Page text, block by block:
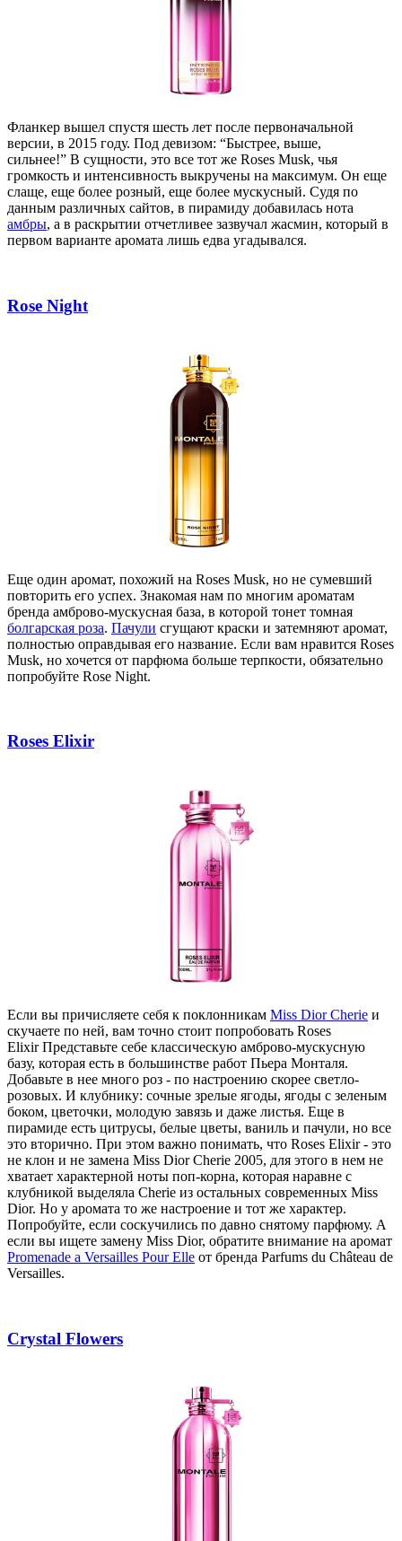
Фланкер вышел спустя шесть лет после первоначальной
версии, в 2015 году. Под девизом: “Быстрее, выше,
сильнее!” В сущности, это все тот же Roses Musk, чья
громкость и интенсивность выкручены на максимум. Он еще
слаще, еще более розный, еще более мускусный. Судя по
данным различных сайтов, в пирамиду добавилась нота
амбры, а в раскрытии отчетливее зазвучал жасмин, который в
первом варианте аромата лишь едва угадывался.
Rose Night
Еще один аромат, похожий на Roses Musk, но не сумевший
повторить его успех. Знакомая нам по многим ароматам
бренда амброво-мускусная база, в которой тонет томная
болгарская роза. Пачули сгущают краски и затемняют аромат,
полностью оправдывая его название. Если вам нравится Roses
Musk, но хочется от парфюма больше терпкости, обязательно
попробуйте Rose Night.
Roses Elixir
Если вы причисляете себя к поклонникам Miss Dior Cherie и
скучаете по ней, вам точно стоит попробовать Roses
Elixir Представьте себе классическую амброво-мускусную
базу, которая есть в большинстве работ Пьера Монталя.
Добавьте в нее много роз - по настроению скорее светло-
розовых. И клубнику: сочные зрелые ягоды, ягоды с зеленым
боком, цветочки, молодую завязь и даже листья. Еще в
пирамиде есть цитрусы, белые цветы, ваниль и пачули, но все
это вторично. При этом важно понимать, что Roses Elixir - это
не клон и не замена Miss Dior Cherie 2005, для этого в нем не
хватает характерной ноты поп-корна, которая наравне с
клубникой выделяла Cherie из остальных современных Miss
Dior. Но у аромата то же настроение и тот же характер.
Попробуйте, если соскучились по давно снятому парфюму. А
если вы ищете замену Miss Dior, обратите внимание на аромат
Promenade a Versailles Pour Elle от бренда Parfums du Château de
Versailles.
Crystal Flowers